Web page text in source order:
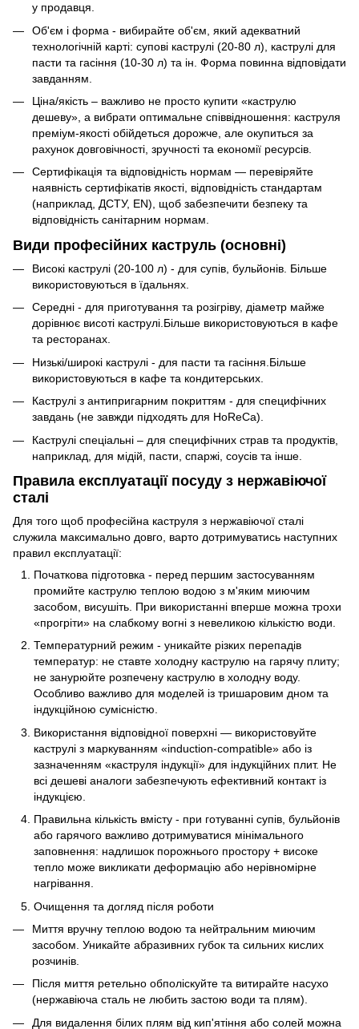
у продавця.
Об'єм і форма - вибирайте об'єм, який адекватний
технологічній карті: супові каструлі (20-80 л), каструлі для
пасти та гасіння (10-30 л) та ін. Форма повинна відповідати
завданням.
Ціна/якість – важливо не просто купити «каструлю
дешеву», а вибрати оптимальне співвідношення: каструля
преміум-якості обійдеться дорожче, але окупиться за
рахунок довговічності, зручності та економії ресурсів.
Сертифікація та відповідність нормам — перевіряйте
наявність сертифікатів якості, відповідність стандартам
(наприклад, ДСТУ, EN), щоб забезпечити безпеку та
відповідність санітарним нормам.
Види професійних каструль (основні)
Високі каструлі (20-100 л) - для супів, бульйонів. Більше
використовуються в їдальнях.
Середні - для приготування та розігріву, діаметр майже
дорівнює висоті каструлі.Більше використовуються в кафе
та ресторанах.
Низькі/широкі каструлі - для пасти та гасіння.Більше
використовуються в кафе та кондитерських.
Каструлі з антипригарним покриттям - для специфічних
завдань (не завжди підходять для HoReCa).
Каструлі спеціальні – для специфічних страв та продуктів,
наприклад, для мідій, пасти, спаржі, соусів та інше.
Правила експлуатації посуду з нержавіючої
сталі
Для того щоб професійна каструля з нержавіючої сталі
служила максимально довго, варто дотримуватись наступних
правил експлуатації:
Початкова підготовка - перед першим застосуванням
промийте каструлю теплою водою з м'яким миючим
засобом, висушіть. При використанні вперше можна трохи
«прогріти» на слабкому вогні з невеликою кількістю води.
Температурний режим - уникайте різких перепадів
температур: не ставте холодну каструлю на гарячу плиту;
не занурюйте розпечену каструлю в холодну воду.
Особливо важливо для моделей із тришаровим дном та
індукційною сумісністю.
Використання відповідної поверхні — використовуйте
каструлі з маркуванням «induction-compatible» або із
зазначенням «каструля індукції» для індукційних плит. Не
всі дешеві аналоги забезпечують ефективний контакт із
індукцією.
Правильна кількість вмісту - при готуванні супів, бульйонів
або гарячого важливо дотримуватися мінімального
заповнення: надлишок порожнього простору + високе
тепло може викликати деформацію або нерівномірне
нагрівання.
Очищення та догляд після роботи
Миття вручну теплою водою та нейтральним миючим
засобом. Уникайте абразивних губок та сильних кислих
розчинів.
Після миття ретельно обполіскуйте та витирайте насухо
(нержавіюча сталь не любить застою води та плям).
Для видалення білих плям від кип'ятіння або солей можна